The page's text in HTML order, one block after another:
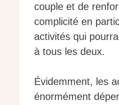
couple et de
complicité en
activités qui
à tous les deux.
Évidemment, les
énormément